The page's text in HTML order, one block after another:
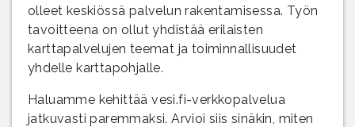
olleet keskiössä palvelun rakentamisessa. Työn
tavoitteena on ollut yhdistää erilaisten
karttapalvelujen teemat ja toiminnallisuudet
yhdelle karttapohjalle.
Haluamme kehittää vesi.fi-verkkopalvelua
jatkuvasti paremmaksi. Arvioi siis sinäkin, miten